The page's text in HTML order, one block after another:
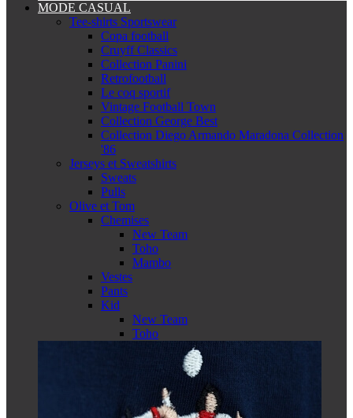
MODE CASUAL
Tee-shirts Sportswear
Copa football
Cruyff Classics
Collection Panini
Retrofootball
Le coq sportif
Vintage Football Town
Collection George Best
Collection Diego Armando Maradona Collection
'86
Jerseys et Sweatshirts
Sweats
Pulls
Olive et Tom
Chemises
New Team
Toho
Mambo
Vestes
Pants
Kid
New Team
Toho